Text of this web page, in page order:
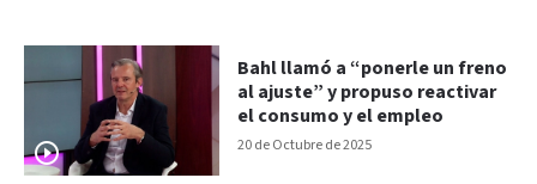
20 de Octubre de 2025
Bahl llamó a “ponerle un freno
al ajuste” y propuso reactivar
el consumo y el empleo